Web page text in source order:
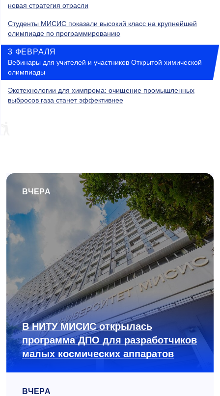
новая стратегия отрасли
Студенты МИСИС показали высокий класс на крупнейшей
олимпиаде по программированию
3 ФЕВРАЛЯ
Вебинары для учителей и участников Открытой химической
олимпиады
Экотехнологии для химпрома: очищение промышленных
выбросов газа станет эффективнее
ВЧЕРА
В НИТУ МИСИС открылась
программа ДПО для разработчиков
малых космических аппаратов
ВЧЕРА